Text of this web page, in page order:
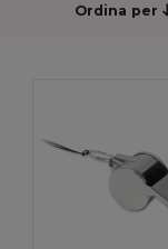
Ordina per